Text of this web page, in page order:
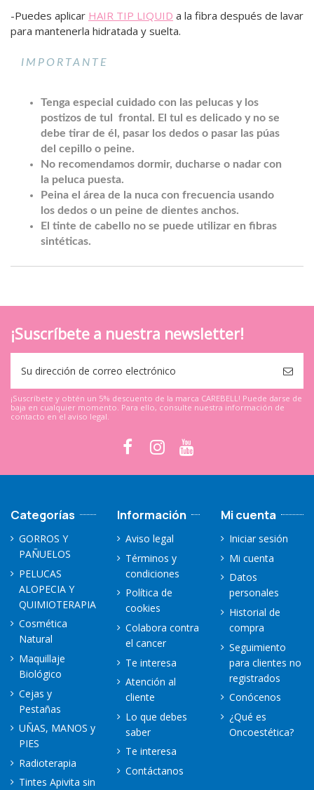
-Puedes aplicar HAIR TIP LIQUID a la fibra después de lavar
para mantenerla hidratada y suelta.
IMPORTANTE
Tenga especial cuidado con las pelucas y los
postizos de tul frontal. El tul es delicado y no se
debe tirar de él, pasar los dedos o pasar las púas
del cepillo o peine.
No recomendamos dormir, ducharse o nadar con
la peluca puesta.
Peina el área de la nuca con frecuencia usando
los dedos o un peine de dientes anchos.
El tinte de cabello no se puede utilizar en fibras
sintéticas.
¡Suscríbete a nuestra newsletter!
¡Suscríbete y obtén un 5% descuento de la marca CAREBELL! Puede darse de
baja en cualquier momento. Para ello, consulte nuestra información de
contacto en el aviso legal.
Categorías
GORROS Y
PAÑUELOS
PELUCAS
ALOPECIA Y
QUIMIOTERAPIA
Cosmética
Natural
Maquillaje
Biológico
Cejas y
Pestañas
UÑAS, MANOS y
PIES
Radioterapia
Tintes Apivita sin
Información
Aviso legal
Términos y
condiciones
Política de
cookies
Colabora contra
el cancer
Te interesa
Atención al
cliente
Lo que debes
saber
Te interesa
Contáctanos
Mi cuenta
Iniciar sesión
Mi cuenta
Datos
personales
Historial de
compra
Seguimiento
para clientes no
registrados
Conócenos
¿Qué es
Oncoestética?